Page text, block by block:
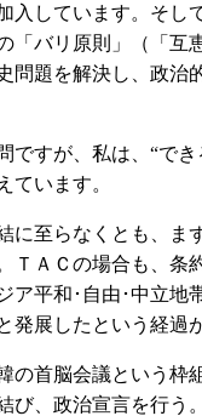
しています。そし
「バリ原則」（「互
問題を解決し、政治
すが、私は、“で
ています。
至らなくとも、ま
ＴＡＣの場合も、条
平和･自由･中立地
展したという経過
首脳会議という枠
び、政治宣言を行